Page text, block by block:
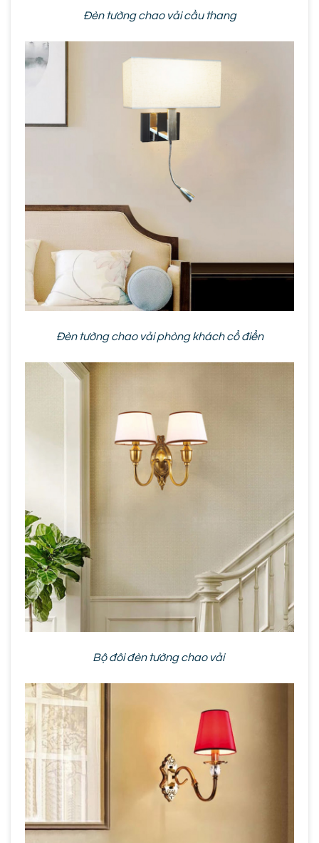
Đèn tường chao vải cầu thang
Đèn tường chao vải phòng khách cổ điển
Bộ đôi đèn tường chao vải